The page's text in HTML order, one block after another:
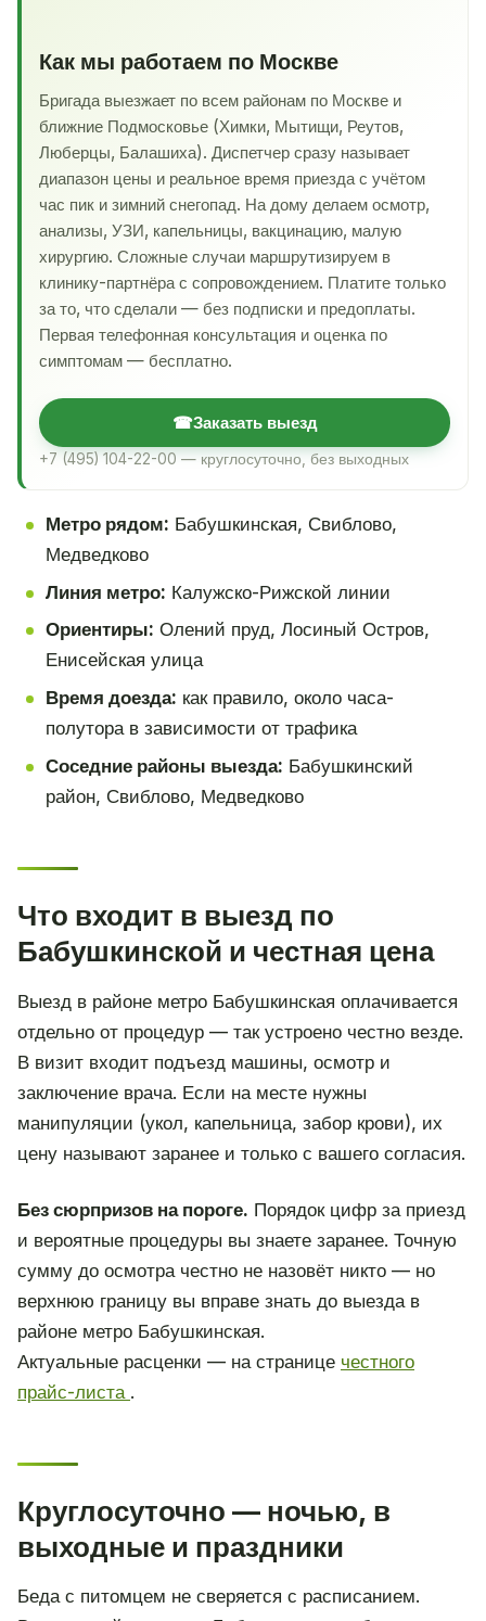
Как мы работаем по Москве
Бригада выезжает по всем районам по Москве и
ближние Подмосковье (Химки, Мытищи, Реутов,
Люберцы, Балашиха). Диспетчер сразу называет
диапазон цены и реальное время приезда с учётом
час пик и зимний снегопад. На дому делаем осмотр,
анализы, УЗИ, капельницы, вакцинацию, малую
хирургию. Сложные случаи маршрутизируем в
клинику-партнёра с сопровождением. Платите только
за то, что сделали — без подписки и предоплаты.
Первая телефонная консультация и оценка по
симптомам — бесплатно.
☎Заказать выезд
+7 (495) 104-22-00 — круглосуточно, без выходных
Метро рядом: Бабушкинская, Свиблово,
Медведково
Линия метро: Калужско-Рижской линии
Ориентиры: Олений пруд, Лосиный Остров,
Енисейская улица
Время доезда: как правило, около часа-
полутора в зависимости от трафика
Соседние районы выезда: Бабушкинский
район, Свиблово, Медведково
Что входит в выезд по
Бабушкинской и честная цена
Выезд в районе метро Бабушкинская оплачивается
отдельно от процедур — так устроено честно везде.
В визит входит подъезд машины, осмотр и
заключение врача. Если на месте нужны
манипуляции (укол, капельница, забор крови), их
цену называют заранее и только с вашего согласия.
Без сюрпризов на пороге. Порядок цифр за приезд
и вероятные процедуры вы знаете заранее. Точную
сумму до осмотра честно не назовёт никто — но
верхнюю границу вы вправе знать до выезда в
районе метро Бабушкинская.
Актуальные расценки — на странице честного
прайс-листа .
Круглосуточно — ночью, в
выходные и праздники
Беда с питомцем не сверяется с расписанием.